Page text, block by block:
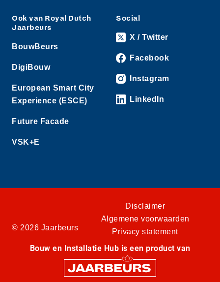
Ook van Royal Dutch
Jaarbeurs
BouwBeurs
DigiBouw
European Smart City
Experience (ESCE)
Future Facade
VSK+E
Social
X / Twitter
Facebook
Instagram
LinkedIn
© 2026 Jaarbeurs
Disclaimer
Algemene voorwaarden
Privacy statement
Bouw en Installatie Hub is een product van